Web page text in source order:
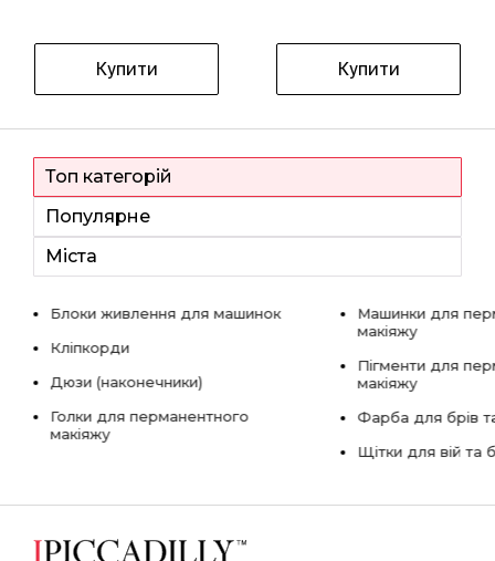
Купити Купити
Топ категорій
Популярне
Міста
Блоки живлення для машинок
Кліпкорди
Дюзи (наконечники)
Голки для перманентного
макіяжу
Машинки для
макіяжу
Пігменти для
макіяжу
Фарба для брів
Щітки для вій та